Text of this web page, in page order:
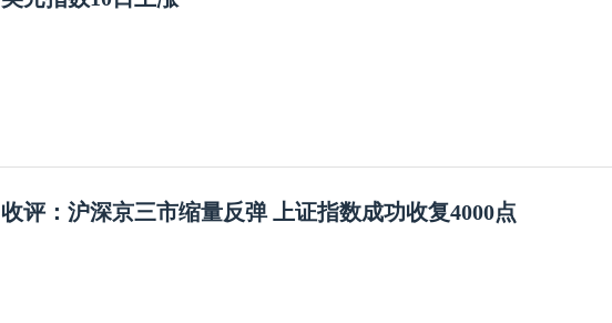
收评：沪深京三市缩量反弹 上证指数成功收复4000点